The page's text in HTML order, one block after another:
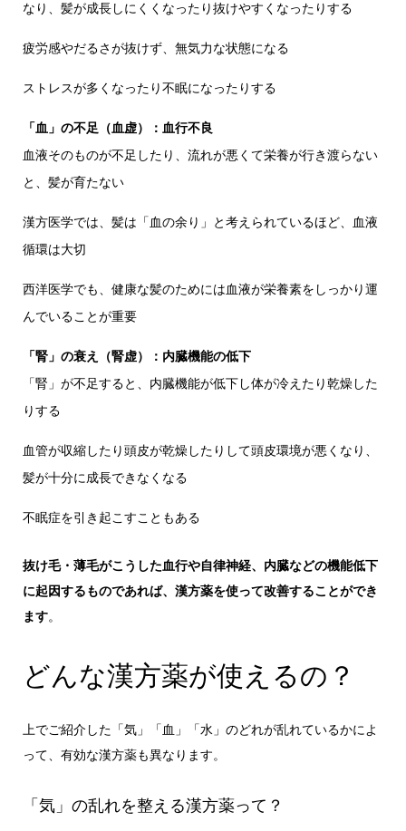
なり、髪が成長しにくくなったり抜けやすくなったりする
疲労感やだるさが抜けず、無気力な状態になる
ストレスが多くなったり不眠になったりする
「血」の不足（血虚）：血行不良
血液そのものが不足したり、流れが悪くて栄養が行き渡らない
と、髪が育たない
漢方医学では、髪は「血の余り」と考えられているほど、血液
循環は大切
西洋医学でも、健康な髪のためには血液が栄養素をしっかり運
んでいることが重要
「腎」の衰え（腎虚）：内臓機能の低下
「腎」が不足すると、内臓機能が低下し体が冷えたり乾燥した
りする
血管が収縮したり頭皮が乾燥したりして頭皮環境が悪くなり、
髪が十分に成長できなくなる
不眠症を引き起こすこともある
抜け毛・薄毛がこうした血行や自律神経、内臓などの機能低下
に起因するものであれば、漢方薬を使って改善することができ
ます。
どんな漢方薬が使えるの？
上でご紹介した「気」「血」「水」のどれが乱れているかによ
って、有効な漢方薬も異なります。
「気」の乱れを整える漢方薬って？